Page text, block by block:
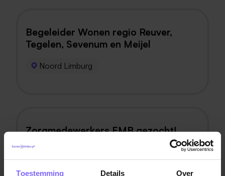
Toestemming Details Over
Begeleider Wonen regio Reuver,
Tegelen, Sevenum en Meijel
Noord Limburg
Zorgmedewerkers EMB gezocht!